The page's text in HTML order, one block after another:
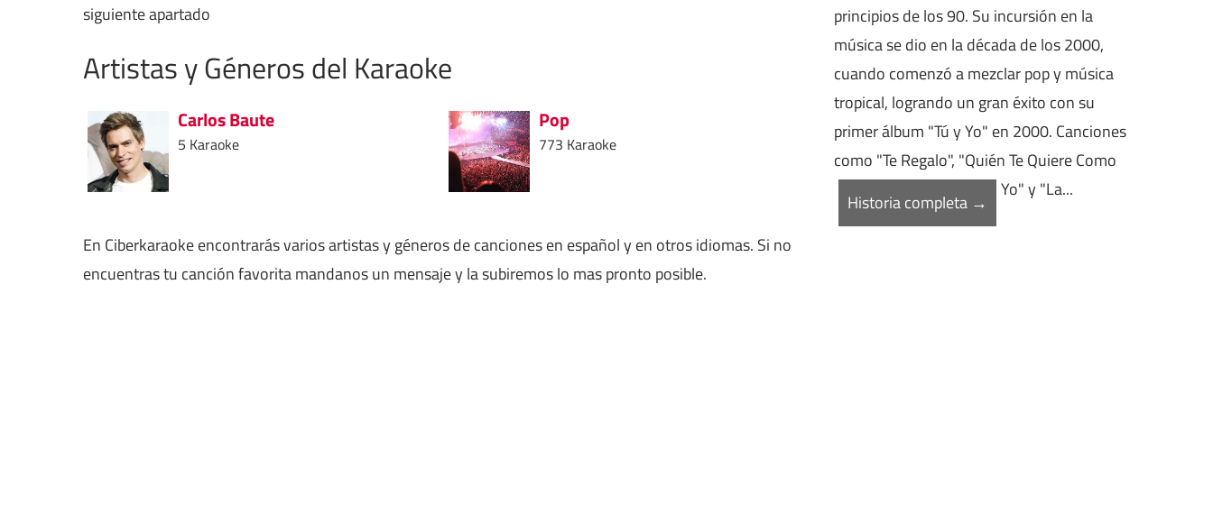
siguiente apartado
Artistas y Géneros del Karaoke
Carlos Baute
5 Karaoke
Pop
773 Karaoke
En Ciberkaraoke encontrarás varios artistas y géneros de canciones en español y en otros idiomas. Si no
encuentras tu canción favorita mandanos un mensaje y la subiremos lo mas pronto posible.
principios de los 90. Su incursión en la
música se dio en la década de los 2000,
cuando comenzó a mezclar pop y música
tropical, logrando un gran éxito con su
primer álbum "Tú y Yo" en 2000. Canciones
como "Te Regalo", "Quién Te Quiere Como
Yo" y "La...
Historia completa →